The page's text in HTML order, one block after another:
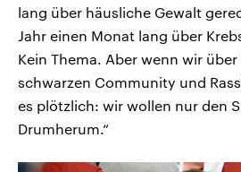
lang über häusliche Gewalt
Jahr einen Monat lang über
Kein Thema. Aber wenn wir
schwarzen Community und
es plötzlich: wir wollen nur den
Drumherum.“